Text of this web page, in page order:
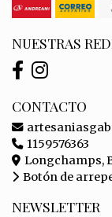
NUESTRAS
CONTACTO
1159576363
Longchamps,
Botón de
NEWSLETTER